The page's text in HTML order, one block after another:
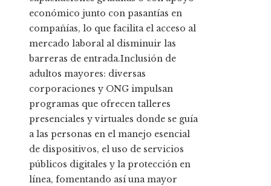
económico junto con pasantías en
compañías, lo que facilita el acceso al
mercado laboral al disminuir las
barreras de entrada.Inclusión de
adultos mayores: diversas
corporaciones y ONG impulsan
programas que ofrecen talleres
presenciales y virtuales donde se guía
a las personas en el manejo esencial
de dispositivos, el uso de servicios
públicos digitales y la protección en
línea, fomentando así una mayor